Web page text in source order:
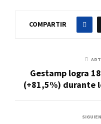
COMPARTIR
Gestamp logra
(+81,5%) durante